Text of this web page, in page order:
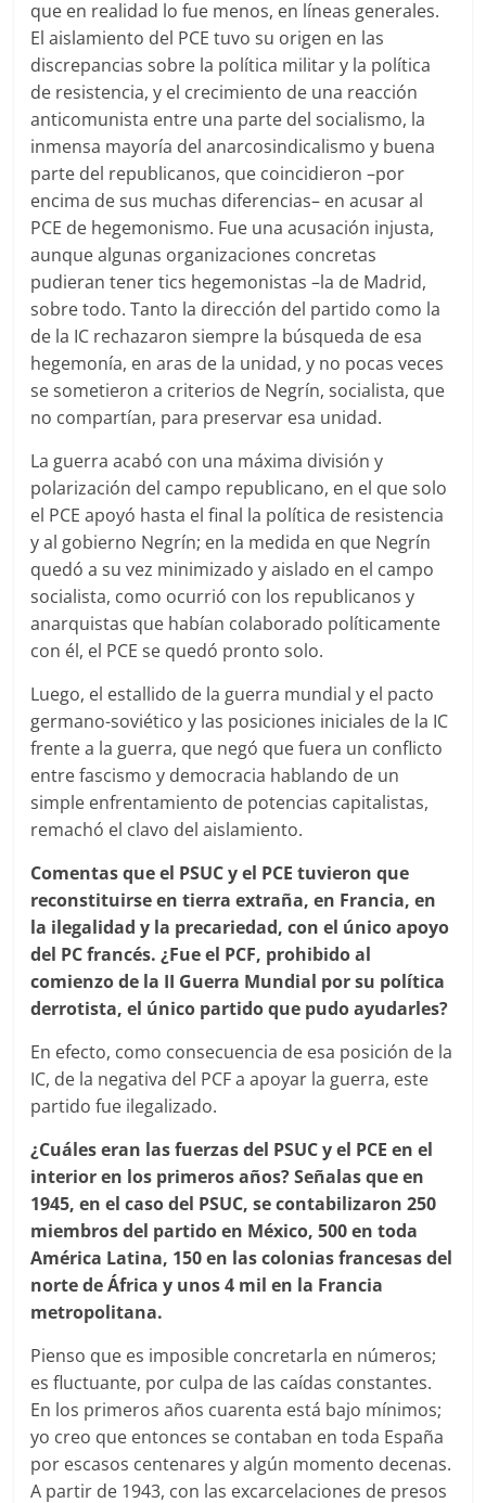
que en realidad lo fue menos, en líneas generales.
El aislamiento del PCE tuvo su origen en las
discrepancias sobre la política militar y la política
de resistencia, y el crecimiento de una reacción
anticomunista entre una parte del socialismo, la
inmensa mayoría del anarcosindicalismo y buena
parte del republicanos, que coincidieron –por
encima de sus muchas diferencias– en acusar al
PCE de hegemonismo. Fue una acusación injusta,
aunque algunas organizaciones concretas
pudieran tener tics hegemonistas –la de Madrid,
sobre todo. Tanto la dirección del partido como la
de la IC rechazaron siempre la búsqueda de esa
hegemonía, en aras de la unidad, y no pocas veces
se sometieron a criterios de Negrín, socialista, que
no compartían, para preservar esa unidad.
La guerra acabó con una máxima división y
polarización del campo republicano, en el que solo
el PCE apoyó hasta el final la política de resistencia
y al gobierno Negrín; en la medida en que Negrín
quedó a su vez minimizado y aislado en el campo
socialista, como ocurrió con los republicanos y
anarquistas que habían colaborado políticamente
con él, el PCE se quedó pronto solo.
Luego, el estallido de la guerra mundial y el pacto
germano-soviético y las posiciones iniciales de la IC
frente a la guerra, que negó que fuera un conflicto
entre fascismo y democracia hablando de un
simple enfrentamiento de potencias capitalistas,
remachó el clavo del aislamiento.
Comentas que el PSUC y el PCE tuvieron que
reconstituirse en tierra extraña, en Francia, en
la ilegalidad y la precariedad, con el único apoyo
del PC francés. ¿Fue el PCF, prohibido al
comienzo de la II Guerra Mundial por su política
derrotista, el único partido que pudo ayudarles?
En efecto, como consecuencia de esa posición de la
IC, de la negativa del PCF a apoyar la guerra, este
partido fue ilegalizado.
¿Cuáles eran las fuerzas del PSUC y el PCE en el
interior en los primeros años? Señalas que en
1945, en el caso del PSUC, se contabilizaron 250
miembros del partido en México, 500 en toda
América Latina, 150 en las colonias francesas del
norte de África y unos 4 mil en la Francia
metropolitana.
Pienso que es imposible concretarla en números;
es fluctuante, por culpa de las caídas constantes.
En los primeros años cuarenta está bajo mínimos;
yo creo que entonces se contaban en toda España
por escasos centenares y algún momento decenas.
A partir de 1943, con las excarcelaciones de presos